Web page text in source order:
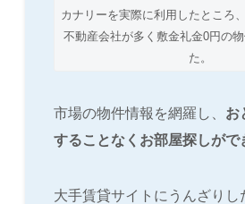
カナリーを実際に利用したところ
不動産会社が多く敷金礼金0円の
た。
市場の物件情報を網羅し、 お
することなくお部屋探しがで
大手賃貸サイトにうんざりし